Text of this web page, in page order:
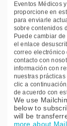
Eventos Médicos
proporcione en
para enviarle
sobre contenidos
Puede cambiar
el enlace
correo electrónico
contacto con
información con
nuestras
clic a
de acuerdo con
We use
below to
will be
more about